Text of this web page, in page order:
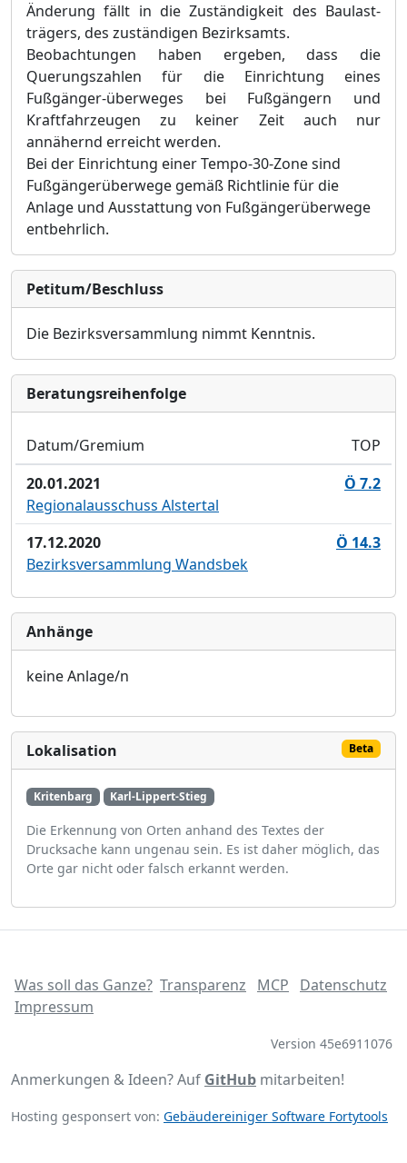
Änderung fällt in die Zuständigkeit des Baulast-
trägers, des zuständigen Bezirksamts.
Beobachtungen haben ergeben, dass die
Querungszahlen für die Einrichtung eines
Fußgänger-überweges bei Fußgängern und
Kraftfahrzeugen zu keiner Zeit auch nur
annähernd erreicht werden.
Bei der Einrichtung einer Tempo-30-Zone sind
Fußgängerüberwege gemäß Richtlinie für die
Anlage und Ausstattung von Fußgängerüberwege
entbehrlich.
Petitum/Beschluss
Die Bezirksversammlung nimmt Kenntnis.
Bera­tungs­reihen­folge
Datum/Gremium
TOP
20.01.2021
Ö 7.2
Regionalausschuss Alstertal
17.12.2020
Ö 14.3
Bezirksversammlung Wandsbek
Anhänge
keine Anlage/n
Lokalisation Beta
Kritenbarg Karl-Lippert-Stieg
Die Erkennung von Orten anhand des Textes der
Drucksache kann ungenau sein. Es ist daher möglich, das
Orte gar nicht oder falsch erkannt werden.
Was soll das Ganze? Transparenz MCP
Datenschutz
Impressum
Version 45e6911076
Anmerkungen & Ideen? Auf GitHub mitarbeiten!
Hosting gesponsert von: Gebäudereiniger Software Fortytools